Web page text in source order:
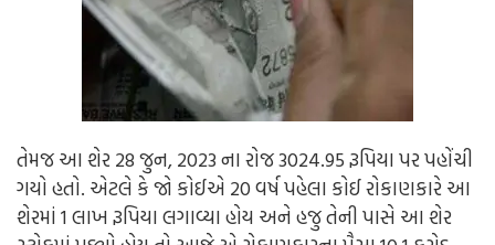
તેમજ આ શેર 28 જુન, 2023 ના રોજ 3024.95 રૂપિયા પર પહોંચી
ગયો હતો. એટલે કે જો કોઈએ 20 વર્ષ પહેલા કોઈ રોકાણકારે આ
શેરમાં 1 લાખ રૂપિયા લગાવ્યા હોય અને હજુ તેની પાસે આ શેર